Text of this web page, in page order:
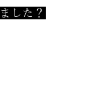
した？